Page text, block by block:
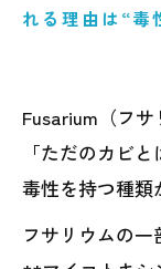
れる理由は“毒
Fusarium（フ
「ただのカビ
毒性を持つ種
フサリウムの一